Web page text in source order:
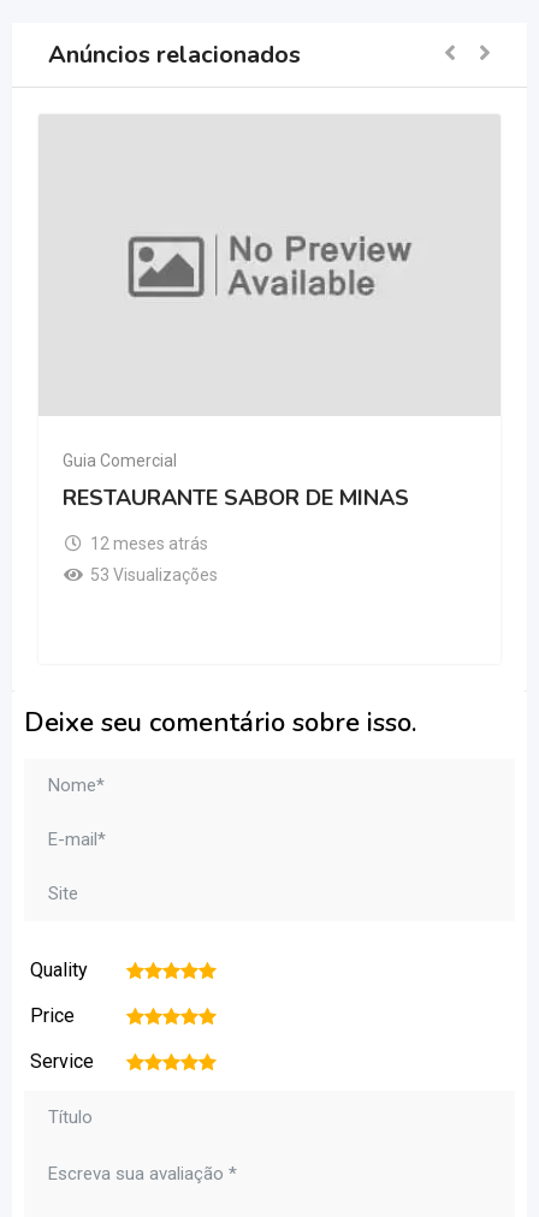
Anúncios relacionados
Guia Comercial
RESTAURANTE SABOR DE MINAS
12 meses atrás
53 Visualizações
Deixe seu comentário sobre isso.
Quality 5
4
3
2
Price 5
4
3
2
Service 5
4
3
2